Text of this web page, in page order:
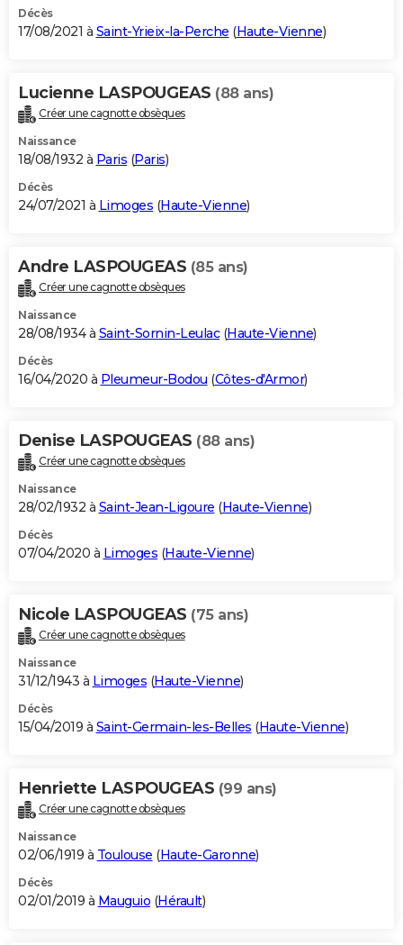
Décès
17/08/2021 à Saint-Yrieix-la-Perche (Haute-Vienne)
Lucienne LASPOUGEAS (88 ans)
Créer une cagnotte obsèques
Naissance
18/08/1932 à Paris (Paris)
Décès
24/07/2021 à Limoges (Haute-Vienne)
Andre LASPOUGEAS (85 ans)
Créer une cagnotte obsèques
Naissance
28/08/1934 à Saint-Sornin-Leulac(Haute-Vienne)
Décès
16/04/2020 à Pleumeur-Bodou (Côtes-d'Armor)
Denise LASPOUGEAS (88 ans)
Créer une cagnotte obsèques
Naissance
28/02/1932 à Saint-Jean-Ligoure (Haute-Vienne)
Décès
07/04/2020 à Limoges (Haute-Vienne)
Nicole LASPOUGEAS (75 ans)
Créer une cagnotte obsèques
Naissance
31/12/1943 à Limoges (Haute-Vienne)
Décès
15/04/2019 à Saint-Germain-les-Belles (Haute-Vienne)
Henriette LASPOUGEAS (99 ans)
Créer une cagnotte obsèques
Naissance
02/06/1919 à Toulouse (Haute-Garonne)
Décès
02/01/2019 à Mauguio (Hérault)